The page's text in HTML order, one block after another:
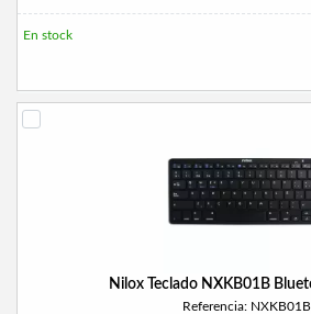
En stock
Nilox Teclado NXKB01B
Referencia: NXKB01B